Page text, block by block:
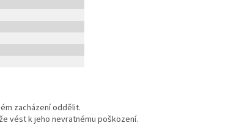
zacházení oddělit.
vést k jeho nevratnému poškození.